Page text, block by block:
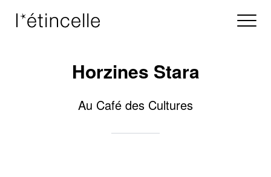
Horzines Stara
Au Café des Cultures